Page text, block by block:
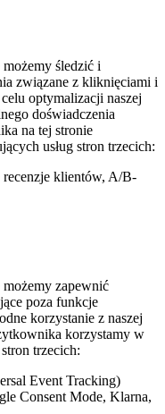
możemy śledzić i
związane z kliknięciami i
optymalizacji naszej
doświadczenia
na tej stronie
usług stron trzecich:
klientów, A/B-
możemy zapewnić
poza funkcje
korzystanie z naszej
korzystamy w
trzecich:
Event Tracking)
Consent Mode, Klarna,